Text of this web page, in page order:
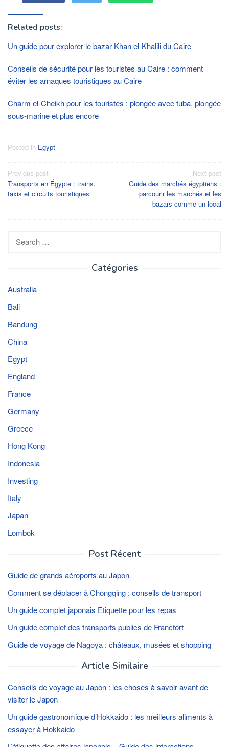
Related posts:
Un guide pour explorer le bazar Khan el-Khalili du Caire
Conseils de sécurité pour les touristes au Caire : comment
éviter les arnaques touristiques au Caire
Charm el-Cheikh pour les touristes : plongée avec tuba, plongée
sous-marine et plus encore
Posted in Egypt
Post
navigation
Previous post
Transports en Égypte : trains,
taxis et circuits touristiques
Next post
Guide des marchés égyptiens :
parcourir les marchés et les
bazars comme un local
Catégories
Australia
Bali
Bandung
China
Egypt
England
France
Germany
Greece
Hong Kong
Indonesia
Investing
Italy
Japan
Lombok
Post Récent
Guide de grands aéroports au Japon
Comment se déplacer à Chongqing : conseils de transport
Un guide complet japonais Etiquette pour les repas
Un guide complet des transports publics de Francfort
Guide de voyage de Nagoya : châteaux, musées et shopping
Article Similaire
Conseils de voyage au Japon : les choses à savoir avant de
visiter le Japon
Un guide gastronomique d’Hokkaido : les meilleurs aliments à
essayer à Hokkaido